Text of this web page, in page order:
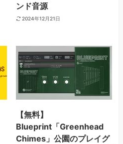
ンド音源
2024年12月21日
【無料】
Blueprint「Greenhead
Chimes」公園のプレイグ